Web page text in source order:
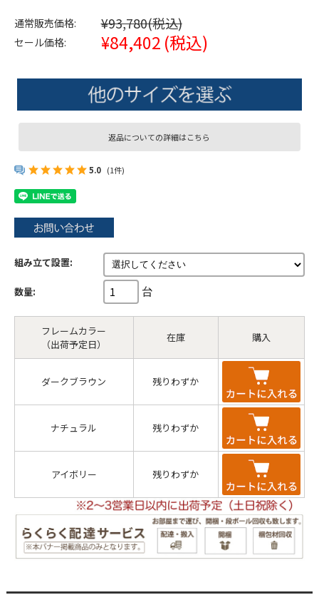
通常販売価格: ¥93,780(税込)
セール価格: ¥84,402 (税込)
返品についての詳細はこちら
5.0 (1件)
組み立て設置:
数量: 台
フレームカラー
（出荷予定日）
在庫 購入
ダークブラウン 残りわずか
ナチュラル 残りわずか
アイボリー 残りわずか